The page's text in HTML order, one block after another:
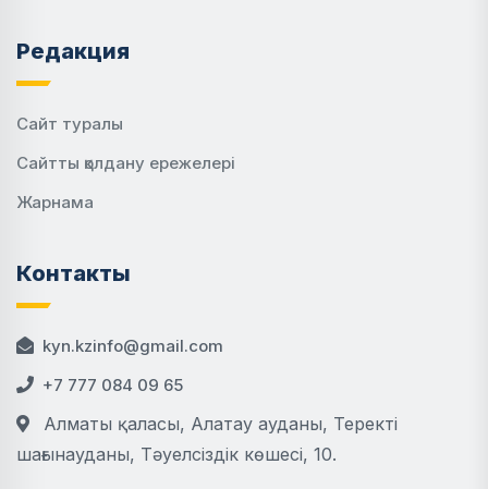
Редакция
Сайт туралы
Сайтты қолдану ережелері
Жарнама
Контакты
kyn.kzinfo@gmail.com
+7 777 084 09 65
Алматы қаласы, Алатау ауданы, Теректі
шағынауданы, Тәуелсіздік көшесі, 10.